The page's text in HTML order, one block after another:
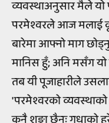
व्यवस्थाअनुसार मैले
परमेश्वरले आज मलाई
बारेमा आफ्नो माग
मानिस हुँ; अनि मसँग
तब यी पूजाहारीले
'परमेश्वरको